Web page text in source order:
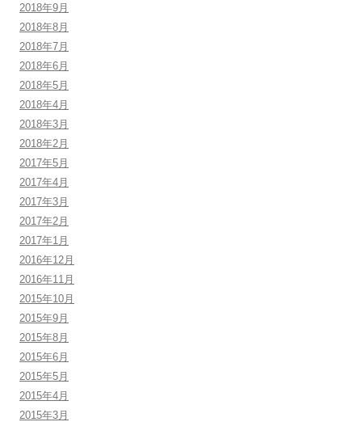
2018年9月
2018年8月
2018年7月
2018年6月
2018年5月
2018年4月
2018年3月
2018年2月
2017年5月
2017年4月
2017年3月
2017年2月
2017年1月
2016年12月
2016年11月
2015年10月
2015年9月
2015年8月
2015年6月
2015年5月
2015年4月
2015年3月